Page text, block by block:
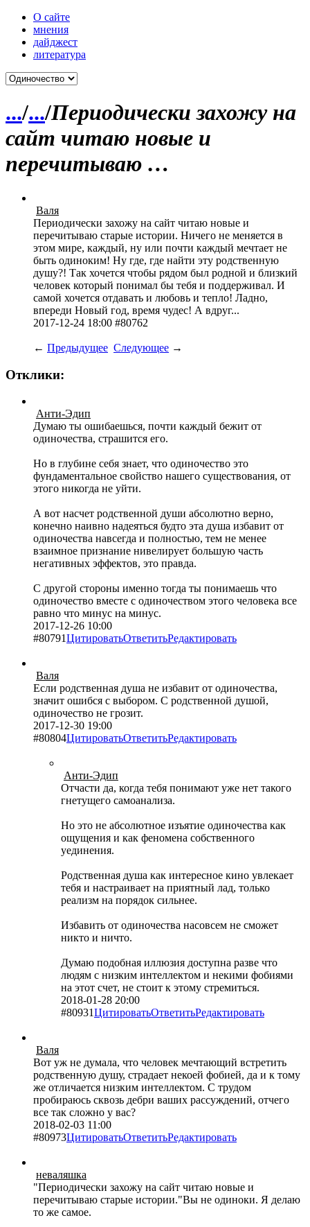
О сайте
мнения
дайджест
литература
.../.../Периодически захожу на
сайт читаю новые и
перечитываю …
Валя
Периодически захожу на сайт читаю новые и
перечитываю старые истории. Ничего не меняется в
этом мире, каждый, ну или почти каждый мечтает не
быть одиноким! Ну где, где найти эту родственную
душу?! Так хочется чтобы рядом был родной и близкий
человек который понимал бы тебя и поддерживал. И
самой хочется отдавать и любовь и тепло! Ладно,
впереди Новый год, время чудес! А вдруг...
2017-12-24 18:00 #80762
← Предыдущее Следующее →
Отклики:
Анти-Эдип
Думаю ты ошибаешься, почти каждый бежит от
одиночества, страшится его.
Но в глубине себя знает, что одиночество это
фундаментальное свойство нашего существования, от
этого никогда не уйти.
А вот насчет родственной души абсолютно верно,
конечно наивно надеяться будто эта душа избавит от
одиночества навсегда и полностью, тем не менее
взаимное признание нивелирует большую часть
негативных эффектов, это правда.
С другой стороны именно тогда ты понимаешь что
одиночество вместе с одиночеством этого человека все
равно что минус на минус.
2017-12-26 10:00
#80791ЦитироватьОтветитьРедактировать
Валя
Если родственная душа не избавит от одиночества,
значит ошибся с выбором. С родственной душой,
одиночество не грозит.
2017-12-30 19:00
#80804ЦитироватьОтветитьРедактировать
Анти-Эдип
Отчасти да, когда тебя понимают уже нет такого
гнетущего самоанализа.
Но это не абсолютное изъятие одиночества как
ощущения и как феномена собственного
уединения.
Родственная душа как интересное кино увлекает
тебя и настраивает на приятный лад, только
реализм на порядок сильнее.
Избавить от одиночества насовсем не сможет
никто и ничто.
Думаю подобная иллюзия доступна разве что
людям с низким интеллектом и некими фобиями
на этот счет, не стоит к этому стремиться.
2018-01-28 20:00
#80931ЦитироватьОтветитьРедактировать
Валя
Вот уж не думала, что человек мечтающий встретить
родственную душу, страдает некоей фобией, да и к тому
же отличается низким интеллектом. С трудом
пробираюсь сквозь дебри ваших рассуждений, отчего
все так сложно у вас?
2018-02-03 11:00
#80973ЦитироватьОтветитьРедактировать
неваляшка
Периодически захожу на сайт читаю новые и
перечитываю старые истории. Вы не одиноки. Я делаю
то же самое.